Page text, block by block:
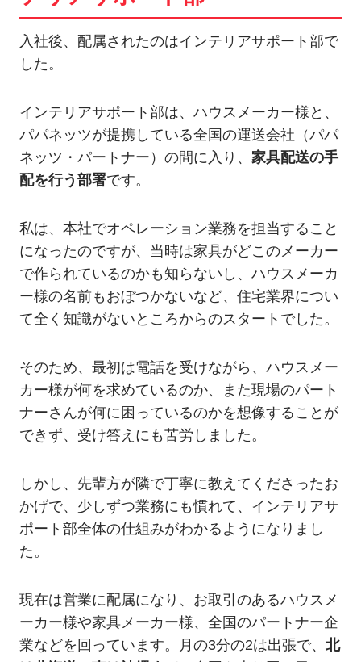
入社後、配属されたのはインテリアサポート部で
した。
インテリアサポート部は、ハウスメーカー様と、
パパネッツが提携している全国の運送会社（パパ
ネッツ・パートナー）の間に入り、 家具配送の手
配を行う部署です。
私は、本社でオペレーション業務を担当すること
になったのですが、当時は家具がどこのメーカー
で作られているのかも知らないし、ハウスメーカ
ー様の名前もおぼつかないなど、住宅業界につい
て全く知識がないところからのスタートでした。
そのため、最初は電話を受けながら、ハウスメー
カー様が何を求めているのか、また現場のパート
ナーさんが何に困っているのかを想像することが
できず、受け答えにも苦労しました。
しかし、先輩方が隣で丁寧に教えてくださったお
かげで、少しずつ業務にも慣れて、インテリアサ
ポート部全体の仕組みがわかるようになりまし
た。
現在は営業に配属になり、お取引のあるハウスメ
ーカー様や家具メーカー様、全国のパートナー企
業などを回っています。月の3分の2は出張で、 北